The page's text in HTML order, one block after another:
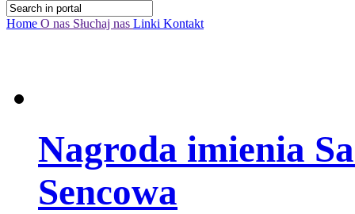
Home O nas Słuchaj nas Linki Kontakt
Nagroda imienia
Sencowa